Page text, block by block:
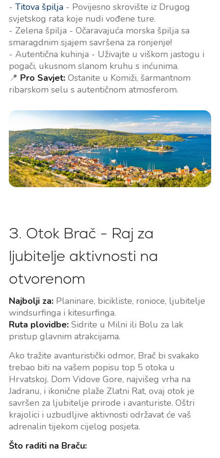
- Titova špilja- Povijesno skrovište iz Drugog
svjetskog rata koje nudi vođene ture.
- Zelena špilja - Očaravajuća morska špilja sa
smaragdnim sjajem savršena za ronjenje!
- Autentična kuhinja - Uživajte u viškom jastogu i
pogači, ukusnom slanom kruhu s inćunima.
📍 Pro Savjet:Ostanite u Komiži, šarmantnom
ribarskom selu s autentičnom atmosferom.
3. Otok Brač - Raj za
ljubitelje aktivnosti na
otvorenom
Najbolji za:Planinare, bicikliste, ronioce, ljubitelje
windsurfinga i kitesurfinga.
Ruta plovidbe:Sidrite u Milni ili Bolu za lak
pristup glavnim atrakcijama.
Ako tražite avanturistički odmor, Brač bi svakako
trebao biti na vašem popisu top 5 otoka u
Hrvatskoj. Dom Vidove Gore, najvišeg vrha na
Jadranu, i ikonične plaže Zlatni Rat, ovaj otok je
savršen za ljubitelje prirode i avanturiste. Oštri
krajolici i uzbudljive aktivnosti održavat će vaš
adrenalin tijekom cijelog posjeta.
Što raditi na Braču: